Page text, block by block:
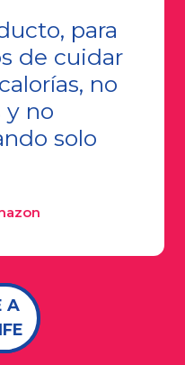
para
de cuidar
no
y no
solo
A